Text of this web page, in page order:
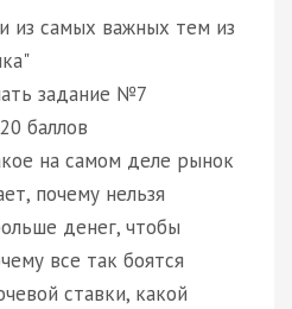
из самых важных тем из
задание №7
баллов
на самом деле рынок
почему нельзя
денег, чтобы
все так боятся
ставки, какой